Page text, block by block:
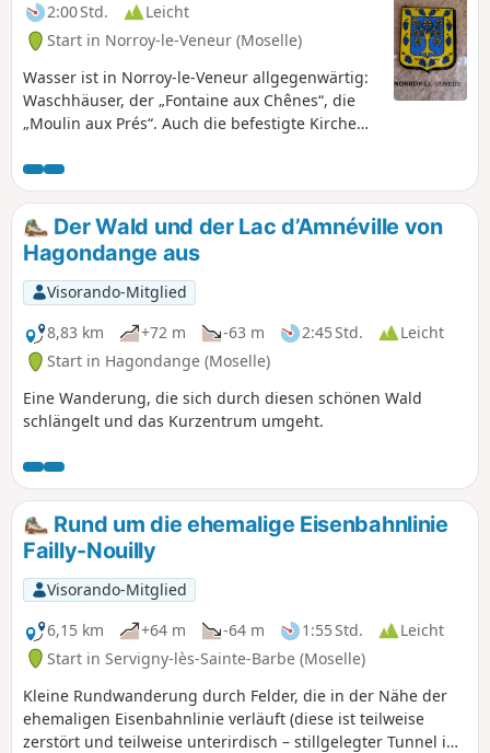
2:00 Std.
Leicht
Start in Norroy-le-Veneur (Moselle)
Wasser ist in Norroy-le-Veneur allgegenwärtig:
Waschhäuser, der „Fontaine aux Chênes“, die
„Moulin aux Prés“. Auch die befestigte Kirche
wert.
Der Wald und der Lac d’Amnéville von
Hagondange aus
Visorando-Mitglied
8,83 km
+72 m -63 m 2:45 Std.
Leicht
Start in Hagondange (Moselle)
Eine Wanderung, die sich durch diesen schönen Wald
schlängelt und das Kurzentrum umgeht.
Rund um die ehemalige Eisenbahnlinie
Failly-Nouilly
Visorando-Mitglied
6,15 km
+64 m -64 m 1:55 Std.
Leicht
Start in Servigny-lès-Sainte-Barbe (Moselle)
Kleine Rundwanderung durch Felder, die in der Nähe der
ehemaligen Eisenbahnlinie verläuft (diese ist teilweise
zerstört und teilweise unterirdisch – stillgelegter Tunnel in